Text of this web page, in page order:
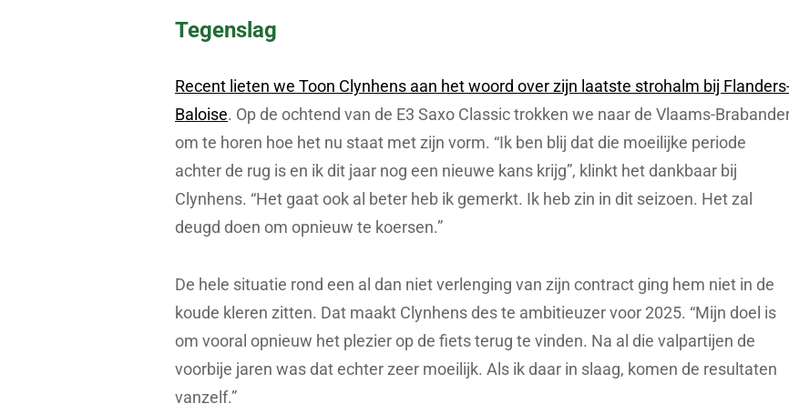
Tegenslag
Recent lieten we Toon Clynhens aan het woord over zijn laatste strohalm bij
Baloise. Op de ochtend van de E3 Saxo Classic trokken we naar de Vlaams-
om te horen hoe het nu staat met zijn vorm. “Ik ben blij dat die moeilijke periode
achter de rug is en ik dit jaar nog een nieuwe kans krijg”, klinkt het dankbaar bij
Clynhens. “Het gaat ook al beter heb ik gemerkt. Ik heb zin in dit seizoen. Het zal
deugd doen om opnieuw te koersen.”
De hele situatie rond een al dan niet verlenging van zijn contract ging hem niet in de
koude kleren zitten. Dat maakt Clynhens des te ambitieuzer voor 2025. “Mijn doel is
om vooral opnieuw het plezier op de fiets terug te vinden. Na al die valpartijen de
voorbije jaren was dat echter zeer moeilijk. Als ik daar in slaag, komen de resultaten
vanzelf.”